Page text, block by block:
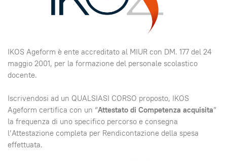
IKOS Ageform è ente accreditato al MIUR con DM. 177 del 24
maggio 2001, per la formazione del personale scolastico
docente.
Iscrivendosi ad un QUALSIASI CORSO proposto, IKOS
Ageform certifica con un “Attestato di Competenza acquisita”
la frequenza di uno specifico percorso e consegna
l’Attestazione completa per Rendicontazione della spesa
effettuata.